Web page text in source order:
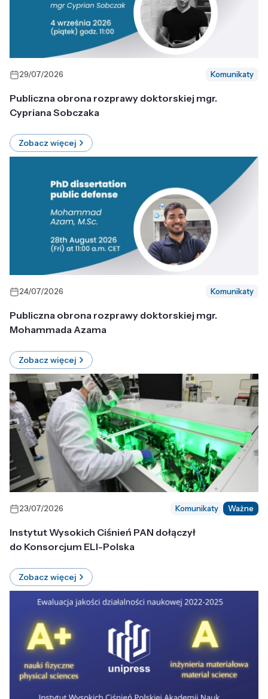
29/07/2026 Komunikaty
Publiczna obrona rozprawy doktorskiej mgr.
Cypriana Sobczaka
Zobacz więcej
24/07/2026 Komunikaty
Publiczna obrona rozprawy doktorskiej mgr.
Mohammada Azama
Zobacz więcej
23/07/2026 Komunikaty Ważne
Instytut Wysokich Ciśnień PAN dołączył
do Konsorcjum ELI-Polska
Zobacz więcej